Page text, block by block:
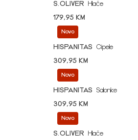
S.OLIVER
Hlače
179,95 KM
Novo
HISPANITAS
Cipele
309,95 KM
Novo
HISPANITAS
Salonke
309,95 KM
Novo
S.OLIVER
Hlače